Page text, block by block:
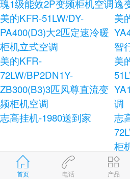
首页 电话 产品
瑰1级能效2P变频柜机空调逸
美的KFR-51LW/DY-
PA400(D3)大2匹定速冷暖
柜机立式空调
美
智
美的KFR-
72LW/BP2DN1Y-
ZB300(B3)3匹风尊直流变
频柜机空调
美
调
志高挂机-1980送到家
志
柜
志高KFR-120LW/E41+N3
柜式空调
志
健